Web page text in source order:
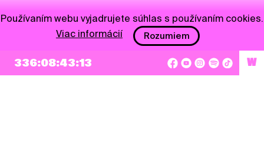
336:08:43:13 W
Používaním webu vyjadrujete súhlas s používaním cookies.
Viac informácií
Rozumiem